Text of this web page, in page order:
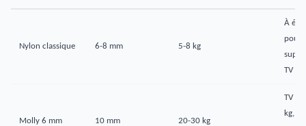
Nylon classique 6-8 mm 5-8 kg
À
pour
TV
Molly 6 mm 10 mm 20-30 kg
TV <
kg,